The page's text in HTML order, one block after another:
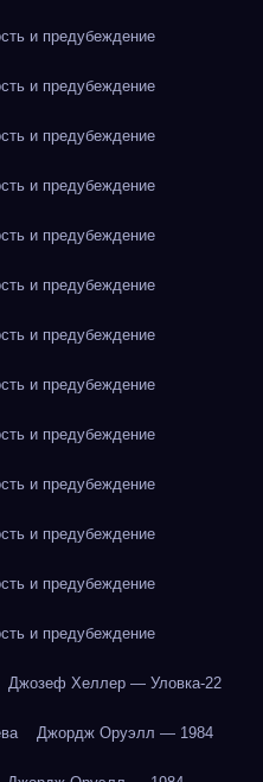
и предубеждение
и предубеждение
и предубеждение
и предубеждение
и предубеждение
и предубеждение
и предубеждение
и предубеждение
и предубеждение
и предубеждение
и предубеждение
и предубеждение
и предубеждение
Джозеф Хеллер — Уловка-22
Джордж Оруэлл — 1984